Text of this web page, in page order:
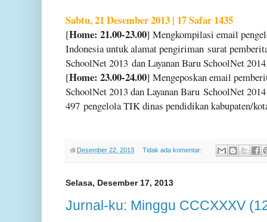
Sabtu, 21 Desember 2013 | 17 Safar 1435
[Home: 21.00-23.00] Mengkompilasi email
Indonesia untuk alamat pengiriman surat
SchoolNet 2013 dan Layanan Baru SchoolNet
[Home: 23.00-24.00] Mengeposkan email
SchoolNet 2013 dan Layanan Baru SchoolNet
497 pengelola TIK dinas pendidikan kabupaten/
di Desember 22, 2013 Tidak ada komentar:
Selasa, Desember 17, 2013
Jurnal-ku: Minggu CCCXXXV